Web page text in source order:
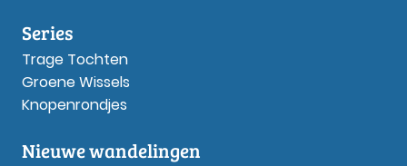
Series
Trage Tochten
Groene Wissels
Knopenrondjes
Nieuwe wandelingen